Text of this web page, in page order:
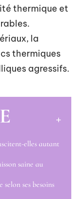
thermique et
la
thermiques
agressifs.
elles autant
saine au
ses besoins